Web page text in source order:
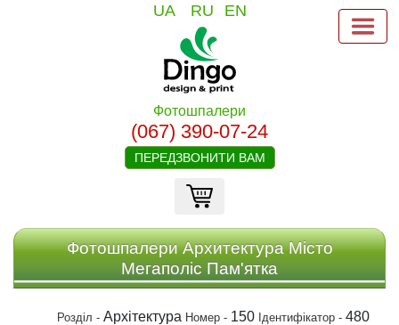
UA RU EN
Фотошпалери
(067) 390-07-24
ПЕРЕДЗВОНИТИ ВАМ
Фотошпалери Архитектура Місто
Мегаполіс Пам'ятка
Розділ -Архітектура Номер - 150 Ідентифікатор -480